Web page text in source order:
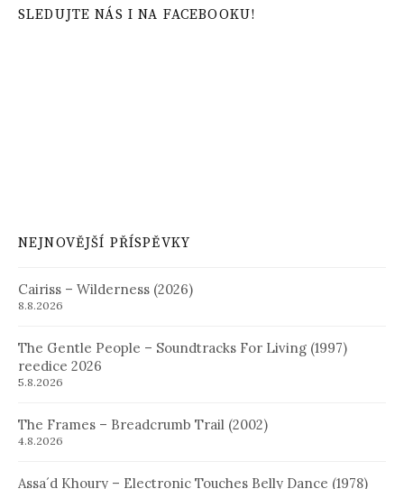
SLEDUJTE NÁS I NA FACEBOOKU!
NEJNOVĚJŠÍ PŘÍSPĚVKY
Cairiss – Wilderness (2026)
8.8.2026
The Gentle People – Soundtracks For Living (1997)
reedice 2026
5.8.2026
The Frames – Breadcrumb Trail (2002)
4.8.2026
Assa´d Khoury – Electronic Touches Belly Dance (1978)